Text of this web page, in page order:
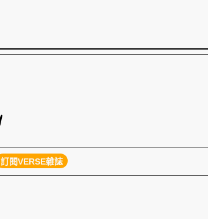
訂閱VERSE雜誌